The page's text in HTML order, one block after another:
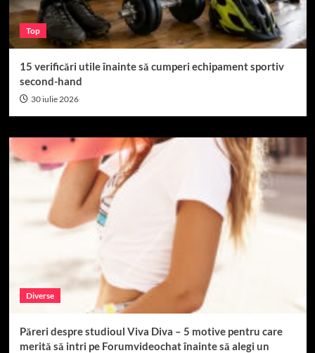
Top
15 verificări utile înainte să cumperi echipament sportiv
second-hand
30 iulie 2026
Diverse
Păreri despre studioul Viva Diva – 5 motive pentru care
merită să intri pe Forumvideochat înainte să alegi un